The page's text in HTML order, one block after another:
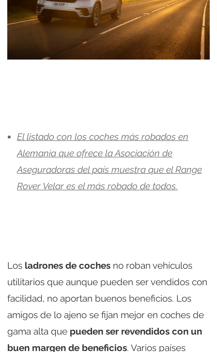
El listado con los coches más robados en
Alemania que ofrece la Asociación de
Aseguradoras del país muestra que el Range
Rover Velar es el más robado de todos.
Los ladrones de coches no roban vehículos
utilitarios que aunque pueden ser vendidos con
facilidad, no aportan buenos beneficios. Los
amigos de lo ajeno se fijan mejor en coches de
gama alta que pueden ser revendidos con un
buen margen de beneficios. Varios países